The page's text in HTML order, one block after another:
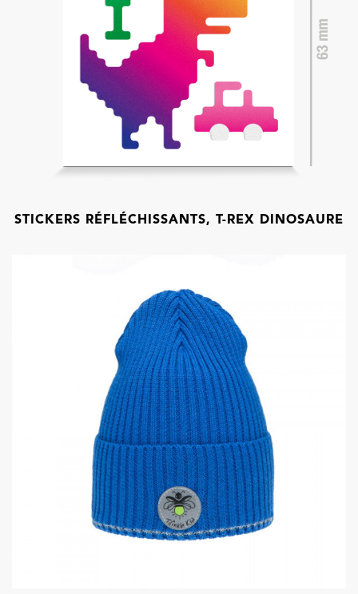
STICKERS RÉFLÉCHISSANTS, T-REX DINOSAURE